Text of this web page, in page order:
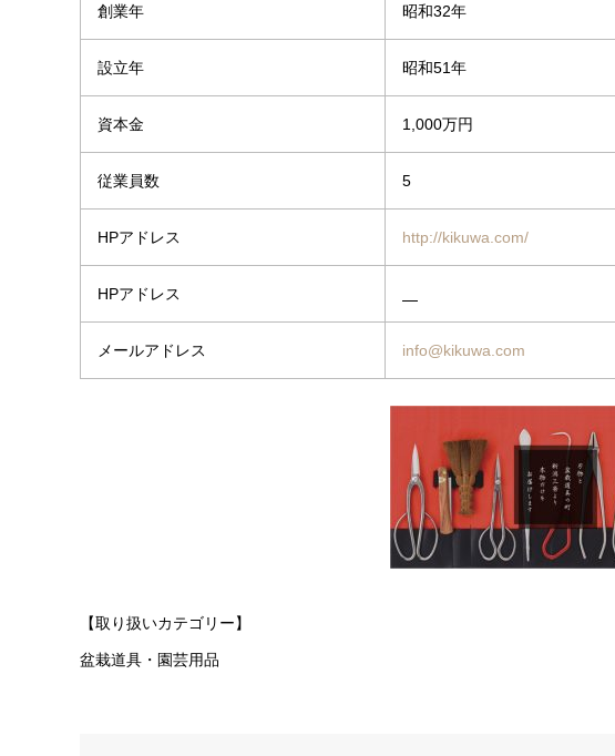
創業年 昭和32年
設立年 昭和51年
資本金 1,000万円
従業員数 5
HPアドレス http://kikuwa.com/
HPアドレス
メールアドレス info@kikuwa.com
【取り扱いカテゴリー】
盆栽道具・園芸用品